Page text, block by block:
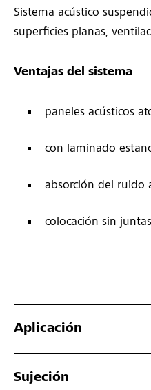
Sistema acústico
superficies planas,
Ventajas del sistema
paneles acústicos
con laminado
absorción del ruido
colocación sin
Aplicación
Sujeción